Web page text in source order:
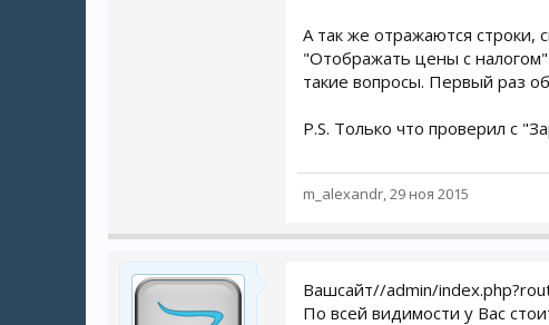
А так же отражаются строки,
"Отображать цены с
такие вопросы. Первый раз
P.S. Только что проверил с
m_alexandr,29 ноя 2015
Вашсайт//admin/
По всей видимости у Вас